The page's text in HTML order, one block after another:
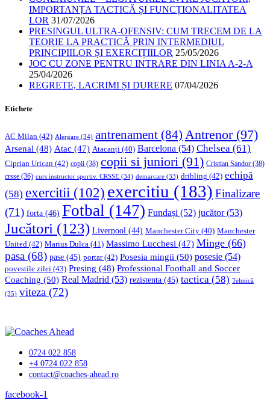
IMPORTANȚA TACTICĂ ȘI FUNCȚIONALITATEA
LOR 31/07/2026
PRESINGUL ULTRA-OFENSIV: CUM TRECEM DE LA
TEORIE LA PRACTICĂ PRIN INTERMEDIUL
PRINCIPIILOR ȘI EXERCIȚIILOR 25/05/2026
JOC CU ZONE PENTRU INTRARE DIN LINIA A-2-A
25/04/2026
REGRETE, LACRIMI ȘI DURERE 07/04/2026
Etichete
AC Milan (42) Alergare (34) antrenament (84) Antrenor(97)
Arsenal (48) Atac (47) Atacanți (40) Barcelona (54) Chelsea (61)
Ciprian Urican (42) copii (38) copii si juniori (91) Cristian Sandor (38)
crsse (36) curs instructor sportiv. CRSSE (34) demarcare (33) dribling (42) echipă
(58) exercitii (102) exercitiu (183) Finalizare
(71) forta (46) Fotbal (147) Fundași (52) jucător(53)
Jucători (123) Liverpool (44) Manchester City (40) Manchester
United (42) Marius Dulca (41) Massimo Lucchesi (47) Minge (66)
pasa (68) pase (45) portar(42) Posesia mingii (50) posesie (54)
povestile zilei (43) Presing (48) Professional Football and Soccer
Coaching (50) Real Madrid (53) rezistenta (45) tactica (58) Tehnică
(35) viteza (72)
0724 022 858
+4 0724 022 858
contact@coaches-ahead.ro
facebook-1